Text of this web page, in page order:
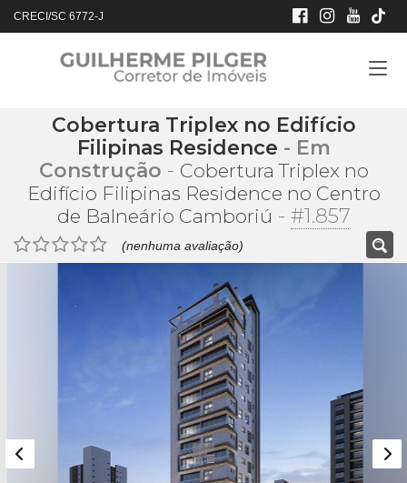
CRECI/SC 6772-J
Cobertura Triplex no Edifício
Filipinas Residence - Em
Construção - Cobertura Triplex no
Edifício Filipinas Residence no Centro
de Balneário Camboriú - #1.857
(nenhuma avaliação)